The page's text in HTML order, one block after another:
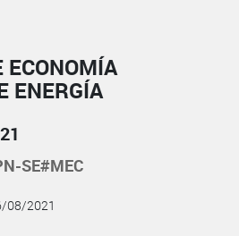
ECONOMÍA
ENERGÍA
SE#MEC
08/2021